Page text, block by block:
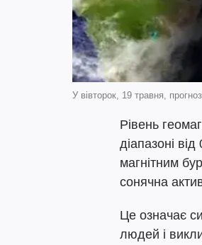
У вівторок, 19 травня,
Рівень
діапазоні
магнітним
сонячна
Це означає
людей і